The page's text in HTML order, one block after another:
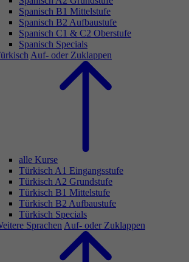
Spanisch B1 Mittelstufe
Spanisch B2 Aufbaustufe
Spanisch C1 & C2 Oberstufe
Spanisch Specials
Auf- oder Zuklappen
alle Kurse
Türkisch A1 Eingangsstufe
Türkisch A2 Grundstufe
Türkisch B1 Mittelstufe
Türkisch B2 Aufbaustufe
Türkisch Specials
Sprachen Auf- oder Zuklappen